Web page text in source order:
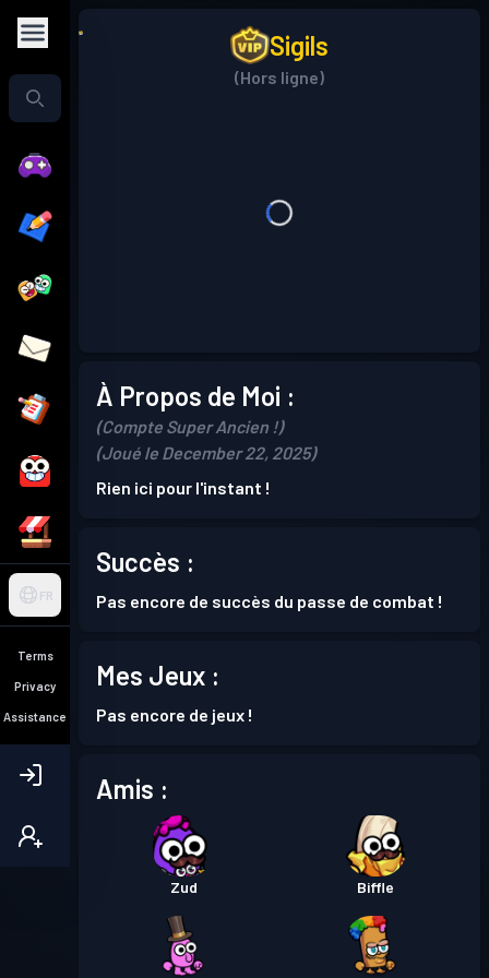
FR
Terms
Privacy
Assistance
Sigils
(Hors ligne)
À Propos de Moi :
(Compte Super Ancien !)
(Joué le December 22, 2025)
Rien ici pour l'instant !
Succès :
Pas encore de succès du passe de combat !
Mes Jeux :
Pas encore de jeux !
Amis :
Zud Biffle